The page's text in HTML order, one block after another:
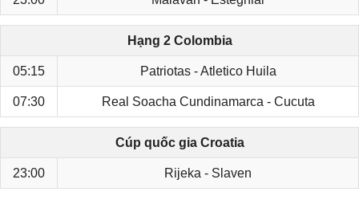
Hạng 2 Colombia
05:15 Patriotas - Atletico Huila
07:30 Real Soacha Cundinamarca - Cucuta
Cúp quốc gia Croatia
23:00 Rijeka - Slaven